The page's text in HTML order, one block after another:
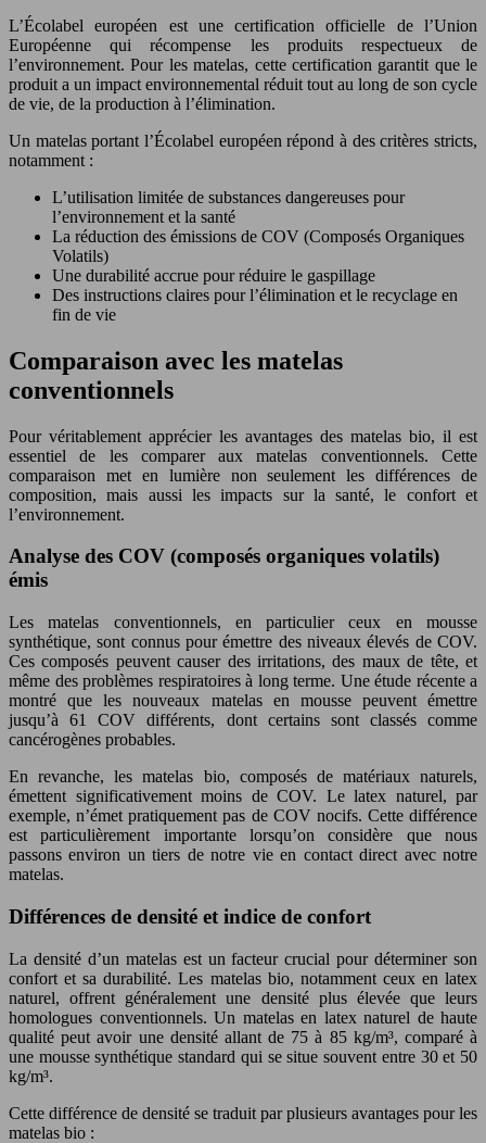
L’Écolabel européen est une certification officielle de l’Union
Européenne qui récompense les produits respectueux de
l’environnement. Pour les matelas, cette certification garantit que le
produit a un impact environnemental réduit tout au long de son cycle
de vie, de la production à l’élimination.
Un matelas portant l’Écolabel européen répond à des critères stricts,
notamment :
L’utilisation limitée de substances dangereuses pour
l’environnement et la santé
La réduction des émissions de COV (Composés Organiques
Volatils)
Une durabilité accrue pour réduire le gaspillage
Des instructions claires pour l’élimination et le recyclage en
fin de vie
Comparaison avec les matelas
conventionnels
Pour véritablement apprécier les avantages des matelas bio, il est
essentiel de les comparer aux matelas conventionnels. Cette
comparaison met en lumière non seulement les différences de
composition, mais aussi les impacts sur la santé, le confort et
l’environnement.
Analyse des COV (composés organiques volatils)
émis
Les matelas conventionnels, en particulier ceux en mousse
synthétique, sont connus pour émettre des niveaux élevés de COV.
Ces composés peuvent causer des irritations, des maux de tête, et
même des problèmes respiratoires à long terme. Une étude récente a
montré que les nouveaux matelas en mousse peuvent émettre
jusqu’à 61 COV différents, dont certains sont classés comme
cancérogènes probables.
En revanche, les matelas bio, composés de matériaux naturels,
émettent significativement moins de COV. Le latex naturel, par
exemple, n’émet pratiquement pas de COV nocifs. Cette différence
est particulièrement importante lorsqu’on considère que nous
passons environ un tiers de notre vie en contact direct avec notre
matelas.
Différences de densité et indice de confort
La densité d’un matelas est un facteur crucial pour déterminer son
confort et sa durabilité. Les matelas bio, notamment ceux en latex
naturel, offrent généralement une densité plus élevée que leurs
homologues conventionnels. Un matelas en latex naturel de haute
qualité peut avoir une densité allant de 75 à 85 kg/m³, comparé à
une mousse synthétique standard qui se situe souvent entre 30 et 50
kg/m³.
Cette différence de densité se traduit par plusieurs avantages pour les
matelas bio :